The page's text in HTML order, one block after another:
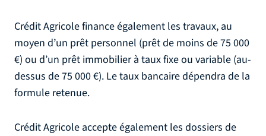
Crédit Agricole finance également les travaux, au
moyen d’un prêt personnel (prêt de moins de 75 000
€) ou d’un prêt immobilier à taux fixe ou variable (au-
dessus de 75 000 €). Le taux bancaire dépendra de la
formule retenue.
Crédit Agricole accepte également les dossiers de